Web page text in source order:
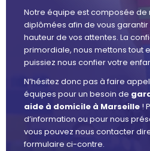
Notre équipe est composée de
diplômées afin de vous
hauteur de vos attentes. La
primordiale, nous mettons tout
puissiez nous confier votre
N’hésitez donc pas à faire
équipes pour un besoin de
aide à domicile à Marseille !
d’information ou pour nous
vous pouvez nous contacter
formulaire ci-contre.